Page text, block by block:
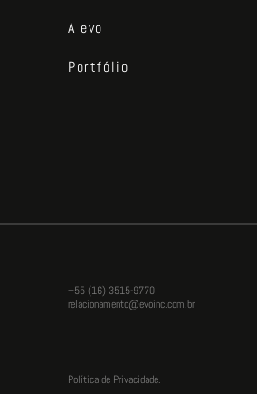
A evo
Portfólio
+55 (16) 3515-9770
relacionamento@evoinc.com.br
Política de Privacidade.